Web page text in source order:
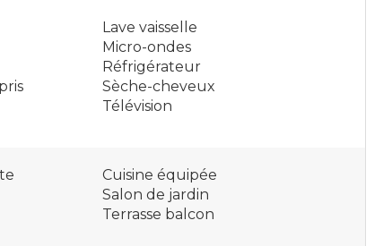
Lave vaisselle
Micro-ondes
Réfrigérateur
Sèche-cheveux
Télévision
Cuisine équipée
Salon de jardin
Terrasse balcon